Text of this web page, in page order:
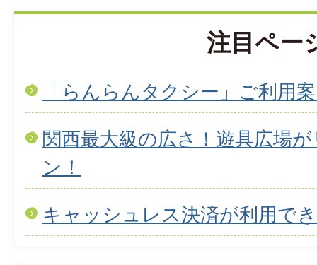
注目ペー
「らんらんタクシー」ご利用
関西最大級の広さ！遊具広場
ン！
キャッシュレス決済が利用で